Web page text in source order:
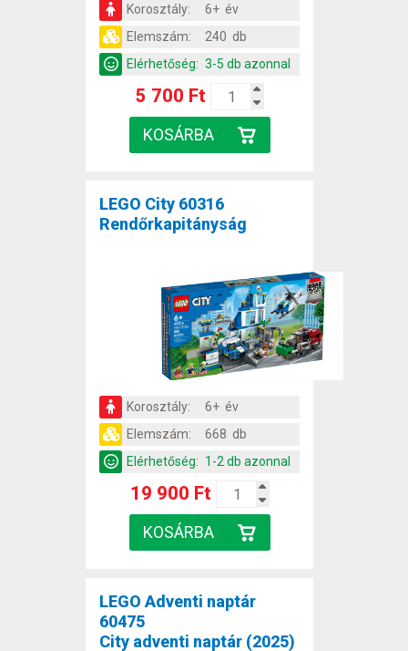
Korosztály:
6+ év
Elemszám:
240 db
Elérhetőség: 3-5 db azonnal
5 700 Ft
LEGO City 60316
Rendőrkapitányság
Korosztály:
6+ év
Elemszám:
668 db
Elérhetőség: 1-2 db azonnal
19 900 Ft
LEGO Adventi naptár
60475
City adventi naptár (2025)